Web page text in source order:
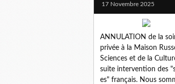
17 Novembre 2025
ANNULATION de la
privée à la Maison
Sciences et de la
suite intervention des
es" français. Nous